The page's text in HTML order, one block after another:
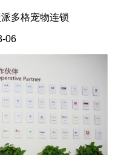
多格宠物连锁
06